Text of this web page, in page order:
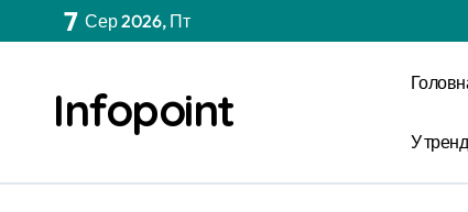
Перейти7 Сер 2026, Пт
Infopoint
У